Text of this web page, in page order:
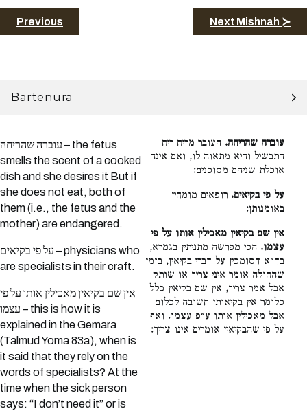
Previous Next Mishnah ≻
Bartenura
עוברה שהריחה – the fetus
smells the scent of a cooked
dish and she desires it But if
she does not eat, both of
them (i.e., the fetus and the
mother) are endangered.
על פי בקיאים – physicians who
are specialists in their craft.
אין שם בקיאין מאכילין אותו על פי
עצמו – this is how it is
explained in the Gemara
(Talmud Yoma 83a), when is
it said that they rely on the
words of specialists? At the
time when the sick person
says: “I don’t need it” or is
עוברה שהריחה. העובר מריח ריח
התבשיל והיא מתאוה לו, ואם אינה
אוכלת שניהם מסוכנים:
על פי בקיאים. רופאים מומחין
באומנותן:
אין שם בקיאין מאכילין אותו על פי
עצמו. הכי מפרשה מתניתין בגמרא,
בד״א דסומכין על דברי בקיאין, בזמן
שהחולה אומר איני צריך או שותק
אבל אמר צריך, אין שם בקיאין כלל
כלומר אין בקיאותן חשובה לכלום
אבל מאכילין אותו ע״פ עצמו. ואף
על פי שהבקיאין אומרים אינו צריך: